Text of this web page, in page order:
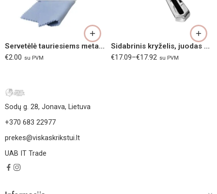
Servetėlė tauriesiems metalams valyti
€2.00 su PVM
Sidabrinis kryželis, juodas Ag 925
€17.09–€17.92 su PVM
2,56 g
Sodų g. 28, Jonava, Lietuva
+370 683 22977
prekes@viskaskrikstui.lt
UAB IT Trade